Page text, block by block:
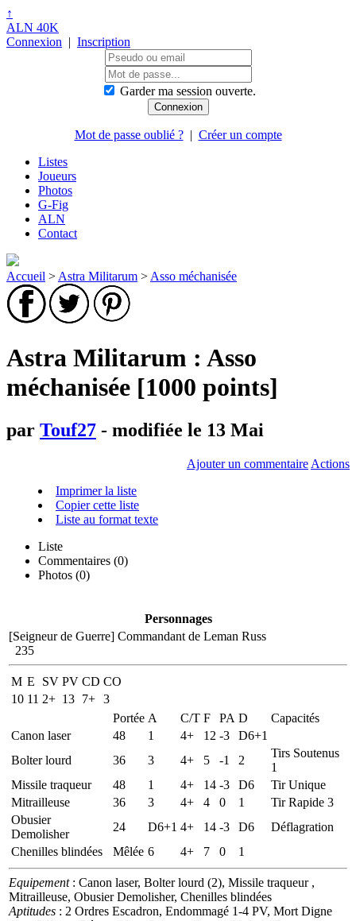
↑
ALN 40K
Connexion | Inscription
Garder ma session ouverte.
Mot de passe oublié ?| Créer un compte
Listes
Joueurs
Photos
G-Fig
ALN
Contact
Accueil > Astra Militarum > Asso méchanisée
Astra Militarum : Asso
méchanisée [1000 points]
par Touf27 - modifiée le 13 Mai
Ajouter un commentaire Actions
Imprimer la liste
Copier cette liste
Liste au format texte
Liste
Commentaires (0)
Photos (0)
Personnages
[Seigneur de Guerre] Commandant de Leman Russ
235
M E SV PV CD CO
10 11 2+ 13 7+ 3
Portée A C/T F PA D
Capacités
Canon laser
48 1 4+ 12 -3
D6+1
Bolter lourd
36 3 4+ 5 -1 2
Tirs Soutenus
1
Missile traqueur
48 1 4+ 14 -3 D6
Tir Unique
Mitrailleuse
36 3 4+ 4 0 1
Tir Rapide 3
Obusier
Demolisher
24 D6+1 4+ 14 -3 D6
Déflagration
Chenilles blindées
Mêlée 6 4+ 7 0 1
Equipement: Canon laser, Bolter lourd (2), Missile traqueur ,
Mitrailleuse, Obusier Demolisher, Chenilles blindées
Aptitudes : 2 Ordres Escadron, Endommagé 1-4 PV, Mort Digne